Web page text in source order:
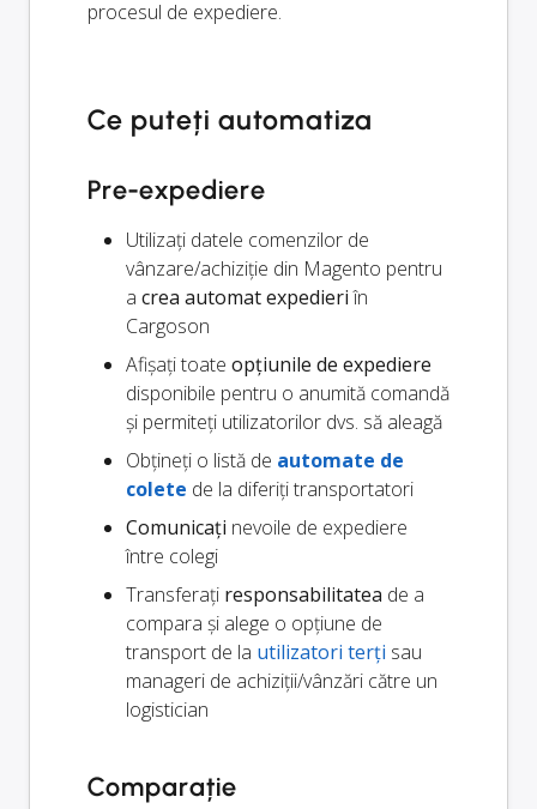
procesul de expediere.
Ce puteți automatiza
Pre-expediere
Utilizați datele comenzilor de
vânzare/achiziție din Magento pentru
a crea automat expedieriîn
Cargoson
Afișați toate opțiunile de expediere
disponibile pentru o anumită comandă
și permiteți utilizatorilor dvs. să aleagă
Obțineți o listă de automate de
colete de la diferiți transportatori
Comunicați nevoile de expediere
între colegi
Transferați responsabilitatea de a
compara și alege o opțiune de
transport de la utilizatori terți sau
manageri de achiziții/vânzări către un
logistician
Comparație